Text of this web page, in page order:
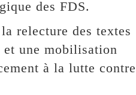
des FDS.
relecture des textes
une mobilisation
à la lutte contre